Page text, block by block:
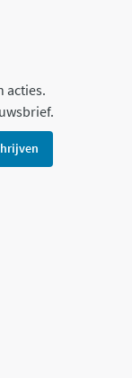
acties.